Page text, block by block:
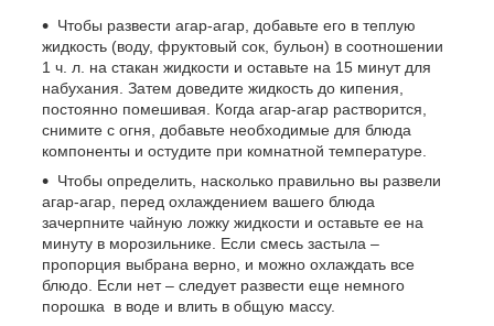
Чтобы развести агар-агар, добавьте его в теплую
жидкость (воду, фруктовый сок, бульон) в соотношении
1 ч. л. на стакан жидкости и оставьте на 15 минут для
набухания. Затем доведите жидкость до кипения,
постоянно помешивая. Когда агар-агар растворится,
снимите с огня, добавьте необходимые для блюда
компоненты и остудите при комнатной температуре.
Чтобы определить, насколько правильно вы развели
агар-агар, перед охлаждением вашего блюда
зачерпните чайную ложку жидкости и оставьте ее на
минуту в морозильнике. Если смесь застыла –
пропорция выбрана верно, и можно охлаждать все
блюдо. Если нет – следует развести еще немного
порошка в воде и влить в общую массу.